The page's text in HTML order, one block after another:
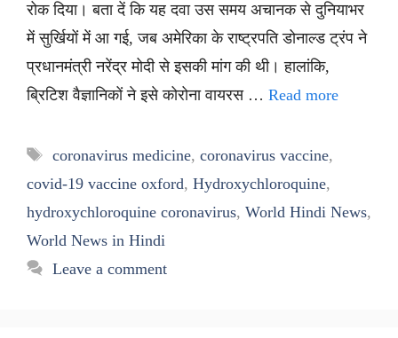
रोक दिया। बता दें कि यह दवा उस समय अचानक से दुनियाभर
में सुर्खियों में आ गई, जब अमेरिका के राष्ट्रपति डोनाल्ड ट्रंप ने
प्रधानमंत्री नरेंद्र मोदी से इसकी मांग की थी। हालांकि,
ब्रिटिश वैज्ञानिकों ने इसे कोरोना वायरस … Read more
Tags
coronavirus medicine, coronavirus vaccine,
covid-19 vaccine oxford, Hydroxychloroquine,
hydroxychloroquine coronavirus, World Hindi News,
World News in Hindi
Leave a comment